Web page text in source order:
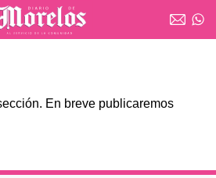
En breve publicaremos